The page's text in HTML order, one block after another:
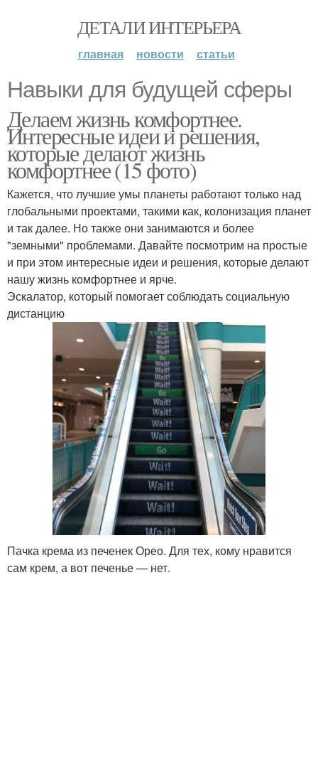
ДЕТАЛИ ИНТЕРЬЕРА
главная новости статьи
Навыки для будущей сферы
Делаем жизнь комфортнее.
Интересные идеи и решения,
которые делают жизнь
комфортнее (15 фото)
Кажется, что лучшие умы планеты работают только над
глобальными проектами, такими как, колонизация планет
и так далее. Но также они занимаются и более
"земными" проблемами. Давайте посмотрим на простые
и при этом интересные идеи и решения, которые делают
нашу жизнь комфортнее и ярче.
Эскалатор, который помогает соблюдать социальную
дистанцию
Пачка крема из печенек Орео. Для тех, кому нравится
сам крем, а вот печенье — нет.